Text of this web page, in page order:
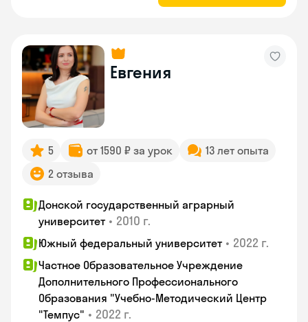
Евгения
5 от 1590 ₽ за урок
13 лет опыта
2 отзыва
Донской государственный аграрный
университет • 2010 г.
Южный федеральный университет • 2022 г.
Частное Образовательное Учреждение
Дополнительного Профессионального
Образования "Учебно-Методический Центр
"Темпус" • 2022 г.